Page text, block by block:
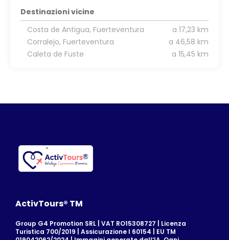
Destinazioni vicine
Costa de Antigua, Fuerteventura
a 17,23 km
Corralejo, Fuerteventura
a 46,58 km
Caleta de Fuste
a 15,45 km
ActivTours® TM
Group G4 Promotion SRL | VAT RO15308727 | Licenza
Turistica 700/2019 | Assicurazione I 60154 | EU TM